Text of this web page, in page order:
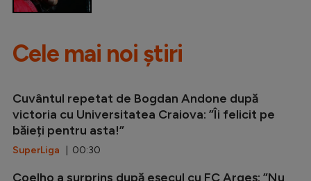
Cele mai noi știri
Cuvântul repetat de Bogdan Andone după
victoria cu Universitatea Craiova: ”Îi felicit pe
băieți pentru asta!”
SuperLiga | 00:30
Coelho a surprins după eșecul cu FC Argeș: ”Nu